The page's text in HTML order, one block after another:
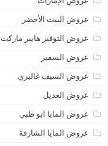
عروض البيت الأخضر
عروض التوفير هايبر ماركت
عروض السفير
عروض السيف غاليري
عروض العديل
عروض المايا ابو ظبي
عروض المايا الشارقة